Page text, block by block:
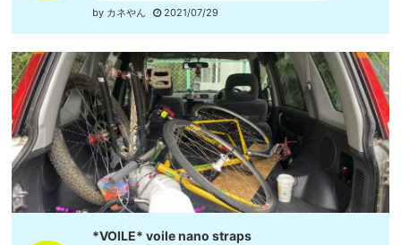
by カネやん 2021/07/29
*VOILE* voile nano straps